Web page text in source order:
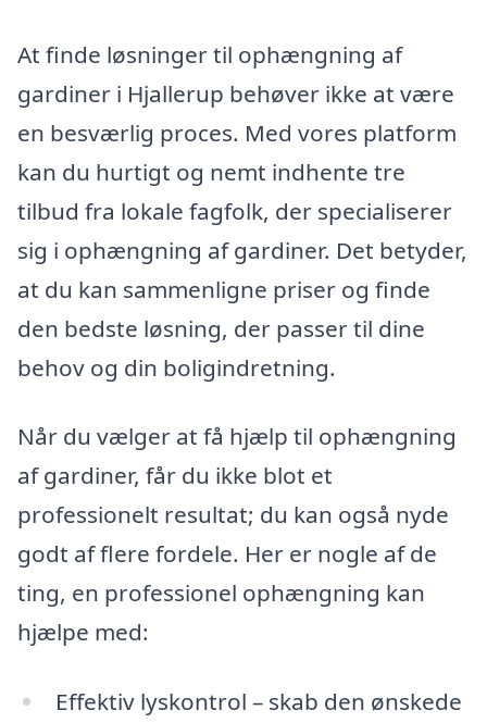
At finde løsninger til ophængning af
gardiner i Hjallerup behøver ikke at være
en besværlig proces. Med vores platform
kan du hurtigt og nemt indhente tre
tilbud fra lokale fagfolk, der specialiserer
sig i ophængning af gardiner. Det betyder,
at du kan sammenligne priser og finde
den bedste løsning, der passer til dine
behov og din boligindretning.
Når du vælger at få hjælp til ophængning
af gardiner, får du ikke blot et
professionelt resultat; du kan også nyde
godt af flere fordele. Her er nogle af de
ting, en professionel ophængning kan
hjælpe med:
Effektiv lyskontrol – skab den ønskede